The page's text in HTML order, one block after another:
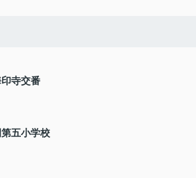
寺交番
五小学校